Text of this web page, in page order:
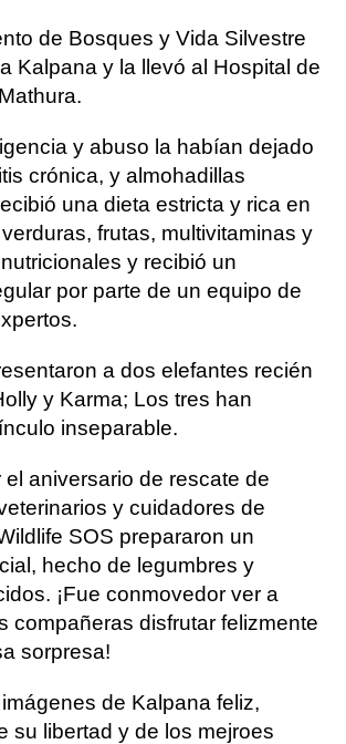
de Bosques y Vida Silvestre
Kalpana y la llevó al Hospital de
y abuso la habían dejado
crónica, y almohadillas
una dieta estricta y rica en
frutas, multivitaminas y
y recibió un
por parte de un equipo de
a dos elefantes recién
y Karma; Los tres han
inseparable.
el aniversario de rescate de
y cuidadores de
SOS prepararon un
hecho de legumbres y
¡Fue conmovedor ver a
compañeras disfrutar felizmente
sorpresa!
de Kalpana feliz,
su libertad y de los mejroes